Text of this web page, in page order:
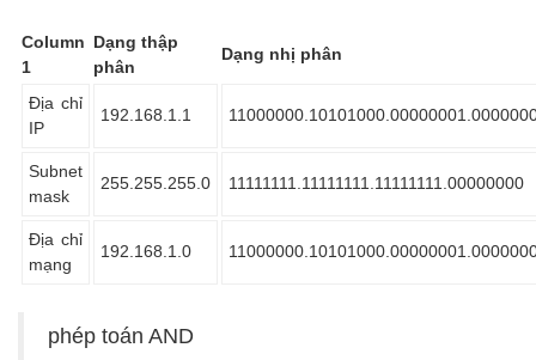
Column
1
Dạng thập
phân
Dạng nhị phân
Địa chỉ
IP
192.168.1.1
Subnet
mask
255.255.255.0 11111111.11111111.11111111.00000000
Địa chỉ
mạng
192.168.1.0
phép toán AND